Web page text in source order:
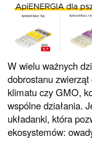
W wielu ważnych
dobrostanu
klimatu czy GMO,
wspólne działania.
układanki, która
ekosystemów: